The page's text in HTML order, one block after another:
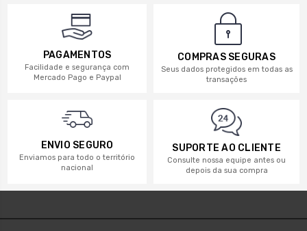
PAGAMENTOS
Facilidade e segurança com
Mercado Pago e Paypal
COMPRAS SEGURAS
Seus dados protegidos em todas as
transações
ENVIO SEGURO
Enviamos para todo o território
nacional
SUPORTE AO CLIENTE
Consulte nossa equipe antes ou
depois da sua compra